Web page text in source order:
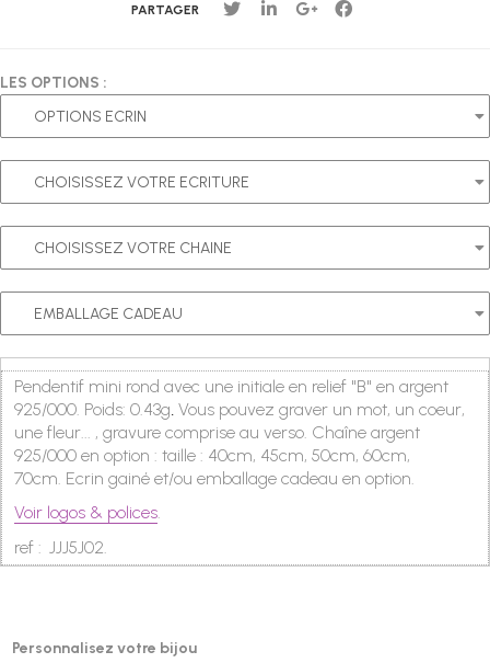
PARTAGER
LES OPTIONS :
Pendentif mini rond avec une initiale en relief "B" en argent
925/000. Poids: 0.43g Vous pouvez graver un mot, un coeur,
une fleur... , gravure compriseau verso . Chaîneargent
925/000en option : taille : 40cm, 45cm, 50cm, 60cm,
70cm. Ecrin gainé et/ou emballage cadeau enoption.
Voir logos & polices.
ref : JJJ5J02
Personnalisez votre bijou